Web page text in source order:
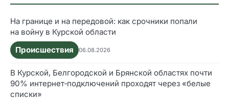
На границе и на передовой: как срочники попали
на войну в Курской области
Происшествия
06.08.2026
В Курской, Белгородской и Брянской областях почти
90% интернет‑подключений проходят через «белые
списки»